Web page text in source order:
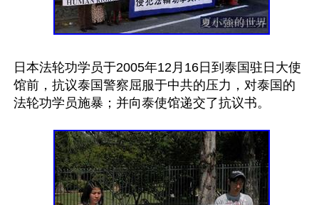
日本法轮功学员于2005年12月16日到泰国驻日大使
馆前，抗议泰国警察屈服于中共的压力，对泰国的
法轮功学员施暴；并向泰使馆递交了抗议书。